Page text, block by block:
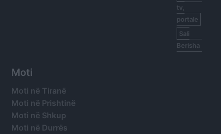
tv,
portale
Sali
Berisha
Moti
Moti në Tiranë
Moti në Prishtinë
Moti në Shkup
Moti në Durrës